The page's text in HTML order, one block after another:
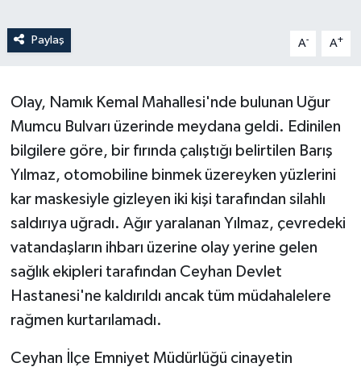
Paylaş A- A+
Olay, Namık Kemal Mahallesi'nde bulunan Uğur
Mumcu Bulvarı üzerinde meydana geldi. Edinilen
bilgilere göre, bir fırında çalıştığı belirtilen Barış
Yılmaz, otomobiline binmek üzereyken yüzlerini
kar maskesiyle gizleyen iki kişi tarafından silahlı
saldırıya uğradı. Ağır yaralanan Yılmaz, çevredeki
vatandaşların ihbarı üzerine olay yerine gelen
sağlık ekipleri tarafından Ceyhan Devlet
Hastanesi'ne kaldırıldı ancak tüm müdahalelere
rağmen kurtarılamadı.
Ceyhan İlçe Emniyet Müdürlüğü cinayetin